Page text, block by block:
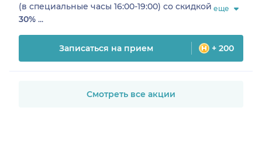
(в специальные часы 16:00-19:00) со скидкой
30% ...
еще
Записаться на прием + 200
Смотреть все акции